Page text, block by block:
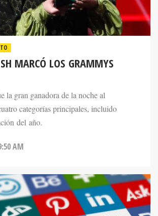
MARCÓ LOS GRAMMYS
la gran ganadora de la noche al
categorías principales, incluido
del año.
AM